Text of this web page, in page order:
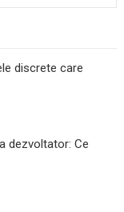
discrete care
dezvoltator: Ce